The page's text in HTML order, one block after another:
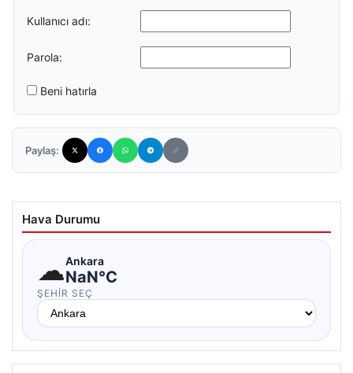
Kullanıcı adı:
Parola:
Beni hatırla
Paylaş:
Hava Durumu
☁Ankara
NaN°C
ŞEHIR SEÇ